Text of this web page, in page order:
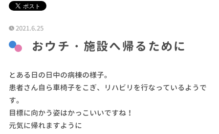
2021.6.25
おウチ・施設へ帰るために
とある日の日中の病棟の様子。
患者さん自ら車椅子をこぎ、リハビリを行なっているようで
す。
目標に向かう姿はかっこいいですね！
元気に帰れますように